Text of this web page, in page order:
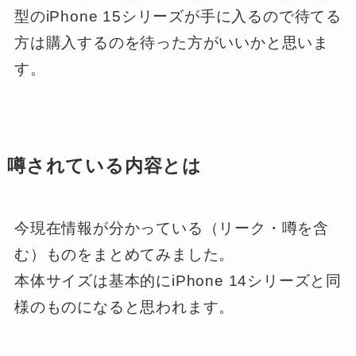
型のiPhone 15シリーズが手に入るので待てる
方は購入するのを待った方がいいかと思いま
す。
噂されている内容とは
今現在情報が分かっている（リーク・噂を含
む）ものをまとめてみました。
本体サイズは基本的にiPhone 14シリーズと同
様のものになると思われます。